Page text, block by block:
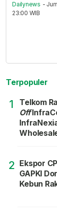
Dailynews -
23:00 WIB
Terpopuler
1 Telkom
Off
2 Ekspor
GAPKI
Kebun